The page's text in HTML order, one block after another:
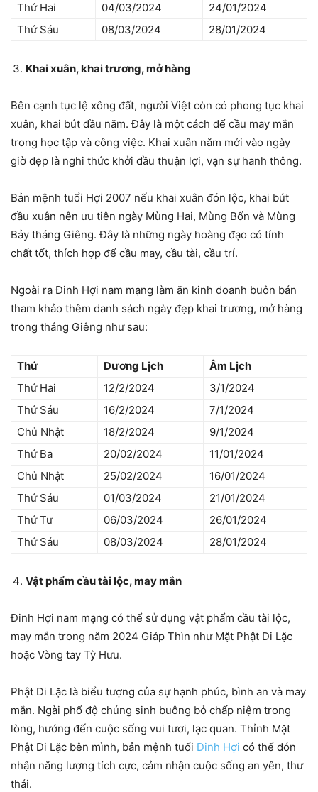
Thứ Hai
04/03/2024
24/01/2024
Thứ Sáu
08/03/2024 28/01/2024
Khai xuân, khai trương, mở hàng
Bên cạnh tục lệ xông đất, người Việt còn có phong tục khai
xuân, khai bút đầu năm. Đây là một cách để cầu may mắn
trong học tập và công việc. Khai xuân năm mới vào ngày
giờ đẹp là nghi thức khởi đầu thuận lợi, vạn sự hanh thông.
Bản mệnh tuổi Hợi 2007 nếu khai xuân đón lộc, khai bút
đầu xuân nên ưu tiên ngày Mùng Hai, Mùng Bốn và Mùng
Bảy tháng Giêng. Đây là những ngày hoàng đạo có tính
chất tốt, thích hợp để cầu may, cầu tài, cầu trí.
Ngoài ra Đinh Hợi nam mạng làm ăn kinh doanh buôn bán
tham khảo thêm danh sách ngày đẹp khai trương, mở hàng
trong tháng Giêng như sau:
Thứ Dương Lịch
Âm Lịch
Thứ Hai
12/2/2024
3/1/2024
Thứ Sáu
16/2/2024
7/1/2024
Chủ Nhật
18/2/2024
9/1/2024
Thứ Ba
20/02/2024
11/01/2024
Chủ Nhật
25/02/2024
16/01/2024
Thứ Sáu
01/03/2024
21/01/2024
Thứ Tư
06/03/2024
26/01/2024
Thứ Sáu
08/03/2024 28/01/2024
Vật phẩm cầu tài lộc, may mắn
Đinh Hợi nam mạng có thể sử dụng vật phẩm cầu tài lộc,
may mắn trong năm 2024 Giáp Thìn như Mặt Phật Di Lặc
hoặc Vòng tay Tỳ Hưu.
Phật Di Lặc là biểu tượng của sự hạnh phúc, bình an và may
mắn. Ngài phổ độ chúng sinh buông bỏ chấp niệm trong
lòng, hướng đến cuộc sống vui tươi, lạc quan. Thỉnh Mặt
Phật Di Lặc bên mình, bản mệnh tuổiĐinh Hợi có thể đón
nhận năng lượng tích cực, cảm nhận cuộc sống an yên, thư
thái.